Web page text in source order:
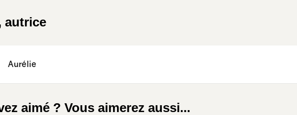
autrice
Aurélie
aimé ? Vous aimerez aussi...